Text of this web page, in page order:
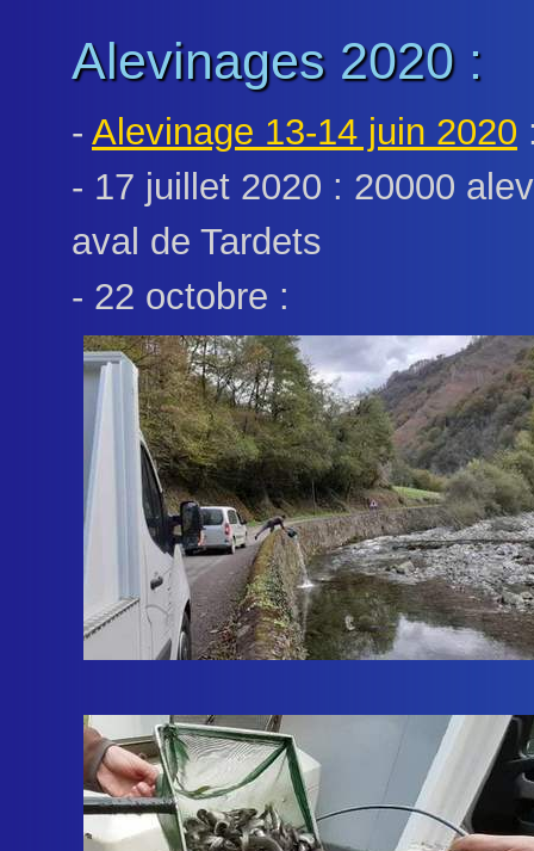
Alevinages 2020 :
- Alevinage 13-14 juin 2020
- 17 juillet 2020 : 20000
aval de Tardets
- 22 octobre :